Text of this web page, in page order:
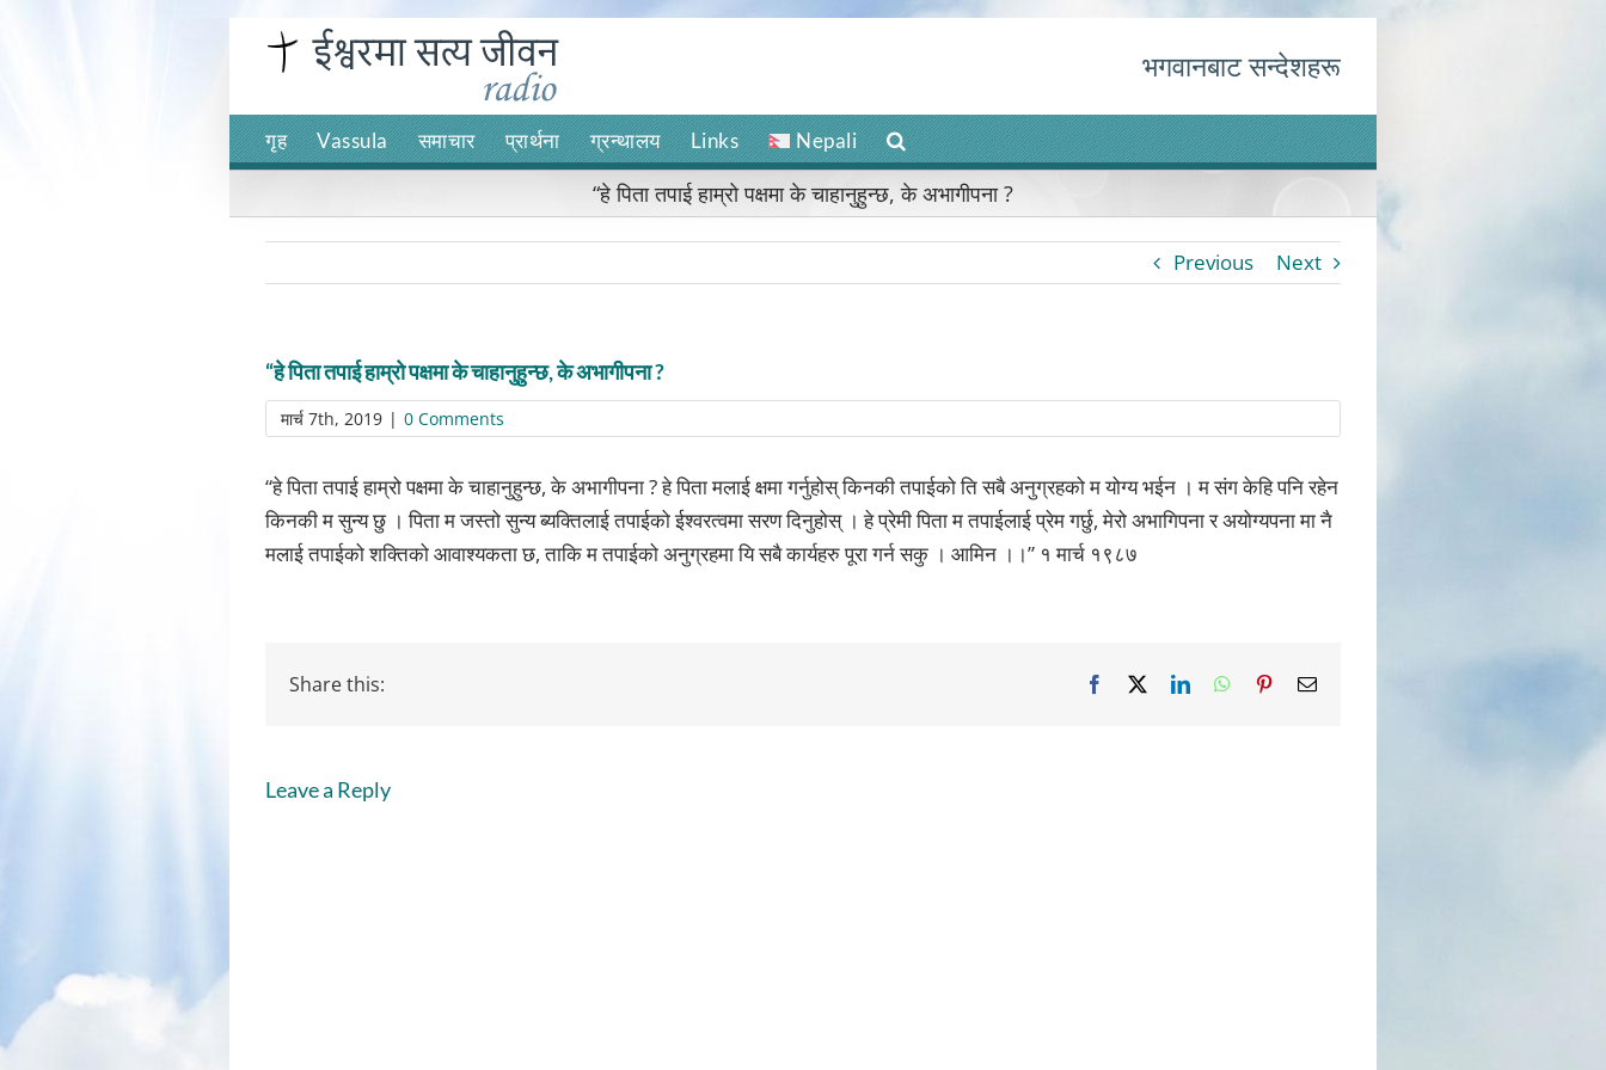
भगवानबाट सन्देशहरू
गृह Vassula समाचार प्रार्थना ग्रन्थालय Links Nepali
“हे पिता तपाई हाम्रो पक्षमा के चाहानुहुन्छ, के अभागीपना ?
Previous Next
“हे पिता तपाई हाम्रो पक्षमा के चाहानुहुन्छ, के अभागीपना ?
मार्च 7th, 2019 | 0 Comments
“हे पिता तपाई हाम्रो पक्षमा के चाहानुहुन्छ, के अभागीपना ? हे पिता मलाई क्षमा गर्नुहोस् किनकी तपाईको ति सबै अनुग्रहको म योग्य भईन । म संग केहि पनि रहेन
किनकी म सुन्य छु । पिता म जस्तो सुन्य ब्यक्तिलाई तपाईको ईश्वरत्वमा सरण दिनुहोस् । हे प्रेमी पिता म तपाईलाई प्रेम गर्छु, मेरो अभागिपना र अयोग्यपना मा नै
मलाई तपाईको शक्तिको आवाश्यकता छ, ताकि म तपाईको अनुग्रहमा यि सबै कार्यहरु पूरा गर्न सकु । आमिन ।।” १ मार्च १९८७
Share this: Facebook LinkedInWhatsApp
PinterestEmail
Leave a Reply